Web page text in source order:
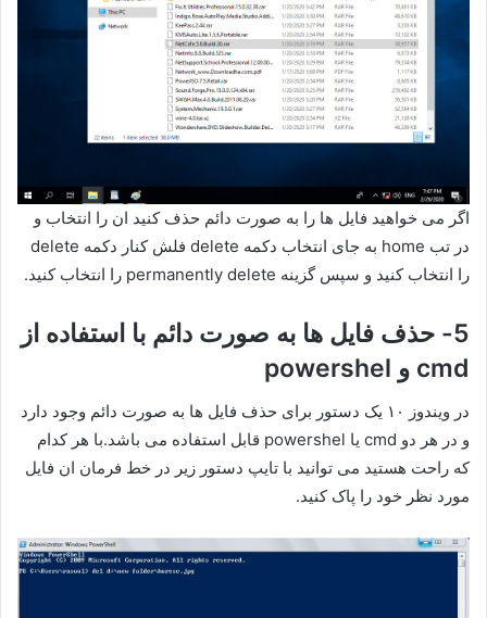
اگر می خواهید فایل ها را به صورت دائم حذف کنید ان را انتخاب و
در تب home به جای انتخاب دکمه delete فلش کنار دکمه delete
را انتخاب کنید و سپس گزینه permanently delete را انتخاب کنید.
5- حذف فایل ها به صورت دائم با استفاده از
cmd و powershel
در ویندوز ۱۰ یک دستور برای حذف فایل ها به صورت دائم وجود دارد
و در هر دو cmd یا powershel قابل استفاده می باشد.با هر کدام
که راحت هستید می توانید با تایپ دستور زیر در خط فرمان ان فایل
مورد نظر خود را پاک کنید.